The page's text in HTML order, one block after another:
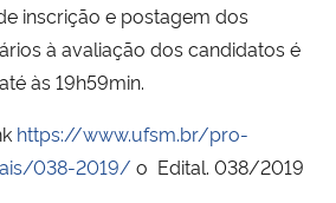
e dos Direitos Humanos
inscrição e postagem dos
à avaliação dos candidatos é
às 19h59min.
https://www.ufsm.br/pro-
038-2019/ o Edital. 038/2019